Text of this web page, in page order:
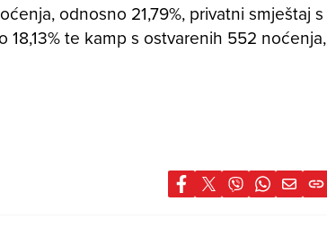
odnosno 21,79%, privatni smještaj s
te kamp s ostvarenih 552 noćenja,